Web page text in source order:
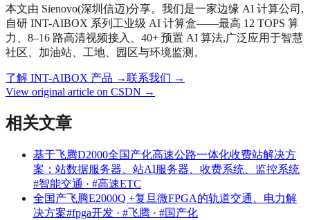
本文由 Sienovo(深圳信迈)分享。我们是一家边缘 AI 计算公司,
自研 INT-AIBOX 系列工业级 AI 计算盒——最高 12 TOPS 算
力、8–16 路高清视频接入、40+ 预置 AI 算法,广泛应用于智慧
社区、加油站、工地、园区与环境监测。
了解 INT-AIBOX 产品 →联系我们 →
View original article on CSDN →
相关文章
基于飞腾D2000全国产化高速公路一体化收费站解决方
案：站数据服务器、站AI服务器、收费系统、监控系统
#智能交通 · #高速ETC
全国产飞腾E2000Q +复旦微FPGA的轨道交通、电力解
决方案#fpga开发 · #飞腾 · #国产化